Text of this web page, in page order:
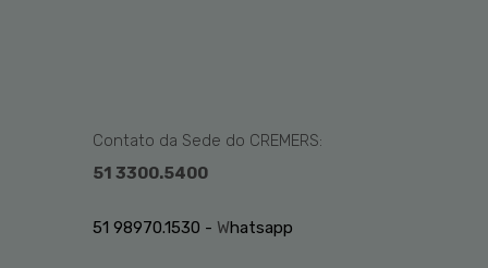
Contato da Sede do CREMERS:
51 3300.5400
51 98970.1530 - Whatsapp